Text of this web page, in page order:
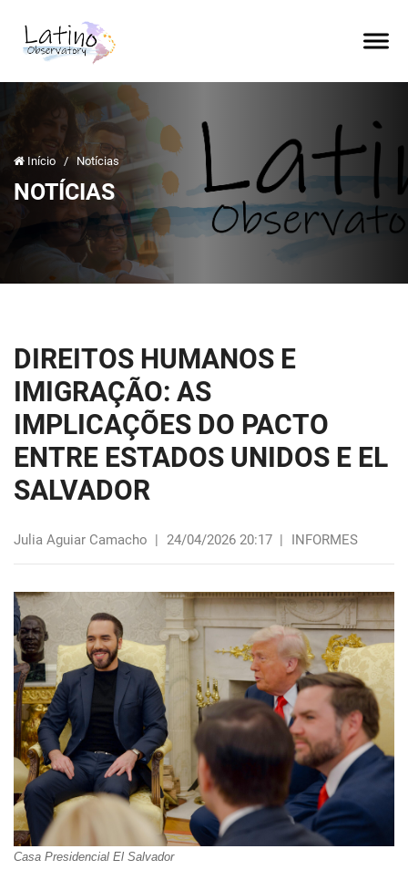
Início / Notícias
NOTÍCIAS
DIREITOS HUMANOS E
IMIGRAÇÃO: AS
IMPLICAÇÕES DO PACTO
ENTRE ESTADOS UNIDOS E EL
SALVADOR
Julia Aguiar Camacho | 24/04/2026 20:17 | INFORMES
Casa Presidencial El Salvador